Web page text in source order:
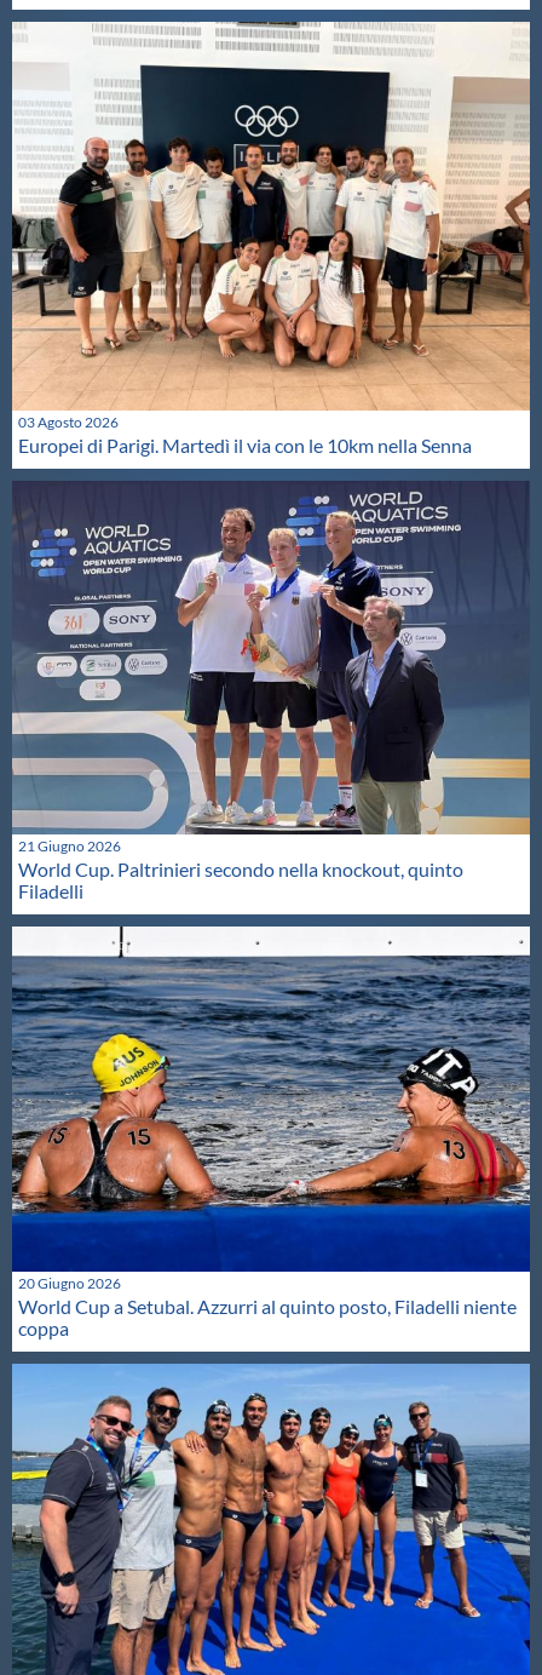
03 Agosto 2026
Europei di Parigi. Martedì il via con le 10km nella Senna
21 Giugno 2026
World Cup. Paltrinieri secondo nella knockout, quinto
Filadelli
20 Giugno 2026
World Cup a Setubal. Azzurri al quinto posto, Filadelli niente
coppa